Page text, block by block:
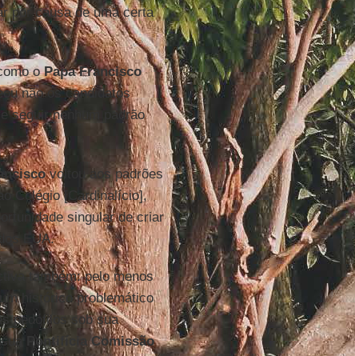
por causa de uma certa
oPapa Francisco
não os candidatos
seguir nenhum padrão
voltou aos padrões
Colégio [Cardinalício],
singular de criar
EUA.
também: pelo menos
histórico problemático
pedófilos sob sua
Pontifícia Comissão